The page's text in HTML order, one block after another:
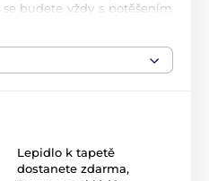
budete vždy s potěšením
na vysoce kvalitní
technologii vynikají
barevností.
Lepidlo k tapetě
dostanete zdarma,